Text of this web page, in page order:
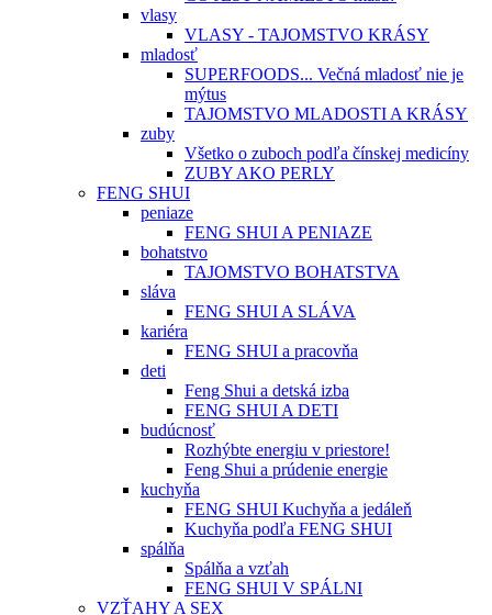
vlasy
VLASY - TAJOMSTVO KRÁSY
mladosť
SUPERFOODS... Večná mladosť nie je
mýtus
TAJOMSTVO MLADOSTI A KRÁSY
zuby
Všetko o zuboch podľa čínskej medicíny
ZUBY AKO PERLY
FENG SHUI
peniaze
FENG SHUI A PENIAZE
bohatstvo
TAJOMSTVO BOHATSTVA
sláva
FENG SHUI A SLÁVA
kariéra
FENG SHUI a pracovňa
deti
Feng Shui a detská izba
FENG SHUI A DETI
budúcnosť
Rozhýbte energiu v priestore!
Feng Shui a prúdenie energie
kuchyňa
FENG SHUI Kuchyňa a jedáleň
Kuchyňa podľa FENG SHUI
spálňa
Spálňa a vzťah
FENG SHUI V SPÁLNI
VZŤAHY A SEX